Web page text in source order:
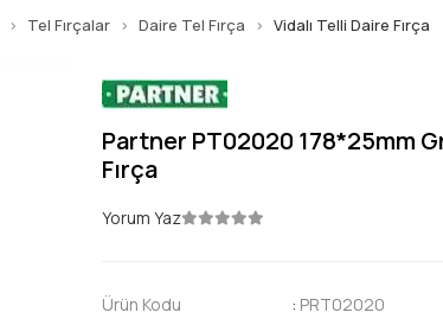
Tel Fırçalar Daire Tel Fırça Vidalı Telli Daire Fırça
Partner PT02020 178*25mm
Fırça
Yorum Yaz
Ürün Kodu : PRT02020